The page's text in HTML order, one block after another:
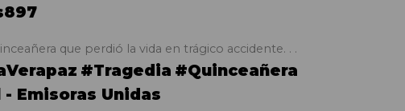
que perdió la vida en trágico accidente. . .
#Tragedia #Quinceañera
Emisoras Unidas